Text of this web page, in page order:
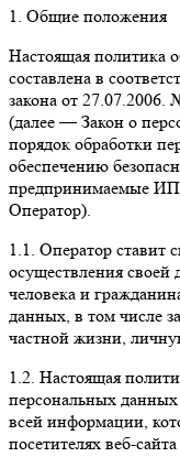
1. Общие положения
Настоящая политика
составлена в
закона от
(далее — Закон о
порядок обработки
обеспечению
предпринимаемые
Оператор).
1.1. Оператор ставит
осуществления своей
человека и
данных, в том числе
частной жизни,
1.2. Настоящая
персональных
всей информации,
посетителях веб-